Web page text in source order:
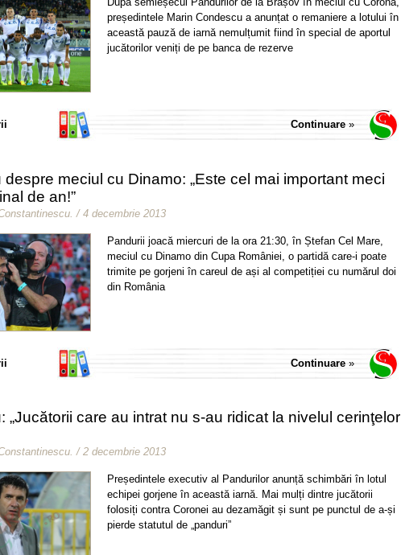
președintele Marin Condescu a anunțat o remaniere a lotului în
această pauză de iarnă nemulțumit fiind în special de aportul
jucătorilor veniți de pe banca de rezerve
Continuare »
meciul cu Dinamo: „Este cel mai important meci
de an!”
/ 4 decembrie 2013
Pandurii joacă miercuri de la ora 21:30, în Ștefan Cel Mare,
meciul cu Dinamo din Cupa României, o partidă care-i poate
trimite pe gorjeni în careul de ași al competiției cu numărul doi
din România
Continuare »
„Jucătorii care au intrat nu s-au ridicat la nivelul cerinţelor
. / 2 decembrie 2013
Președintele executiv al Pandurilor anunță schimbări în lotul
echipei gorjene în această iarnă. Mai mulți dintre jucătorii
folosiți contra Coronei au dezamăgit și sunt pe punctul de a-și
pierde statutul de „panduri”